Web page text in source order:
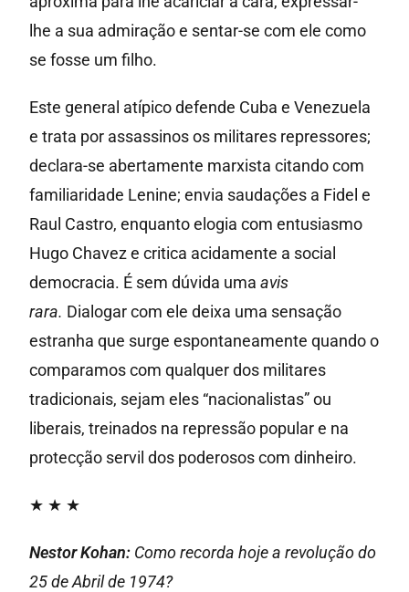
lhe a sua admiração e sentar-se com ele como
se fosse um filho.
Este general atípico defende Cuba e Venezuela
e trata por assassinos os militares repressores;
declara-se abertamente marxista citando com
familiaridade Lenine; envia saudações a Fidel e
Raul Castro, enquanto elogia com entusiasmo
Hugo Chavez e critica acidamente a social
democracia. É sem dúvida umaavis
rara. Dialogar com ele deixa uma sensação
estranha que surge espontaneamente quando o
comparamos com qualquer dos militares
tradicionais, sejam eles “nacionalistas” ou
liberais, treinados na repressão popular e na
protecção servil dos poderosos com dinheiro.
★ ★ ★
Nestor Kohan: Como recorda hoje a revolução do
25 de Abril de 1974?